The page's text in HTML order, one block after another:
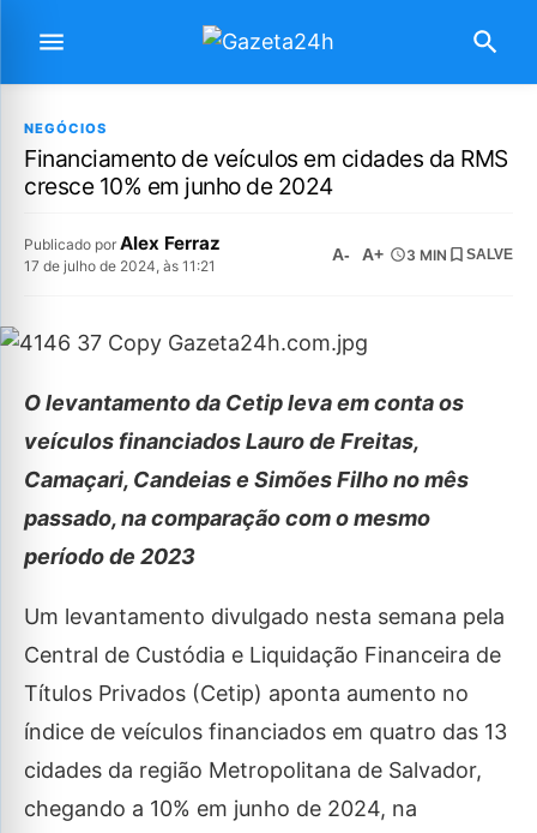
NEGÓCIOS
Financiamento de veículos em cidades da RMS
cresce 10% em junho de 2024
Publicado por Alex Ferraz
17 de julho de 2024, às 11:21
A- A+ 3 MIN SALVE
O levantamento da Cetip leva em conta os
veículos financiados Lauro de Freitas,
Camaçari, Candeias e Simões Filho no mês
passado, na comparação com o mesmo
período de 2023
Um levantamento divulgado nesta semana pela
Central de Custódia e Liquidação Financeira de
Títulos Privados (Cetip) aponta aumento no
índice de veículos financiados em quatro das 13
cidades da região Metropolitana de Salvador,
chegando a 10% em junho de 2024, na